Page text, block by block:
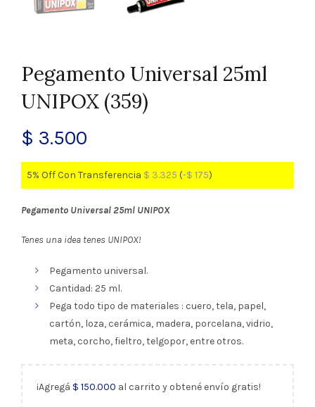
Pegamento Universal 25ml
UNIPOX (359)
$ 3.500
5% Off Con Transferencia $ 3.325 (-$ 175)
Pegamento Universal 25ml UNIPOX
Tenes una idea tenes UNIPOX!
Pegamento universal.
Cantidad: 25 ml.
Pega todo tipo de materiales : cuero, tela, papel,
cartón, loza, cerámica, madera, porcelana, vidrio,
meta, corcho, fieltro, telgopor, entre otros.
¡Agregá $ 150.000 al carrito y obtené envío gratis!